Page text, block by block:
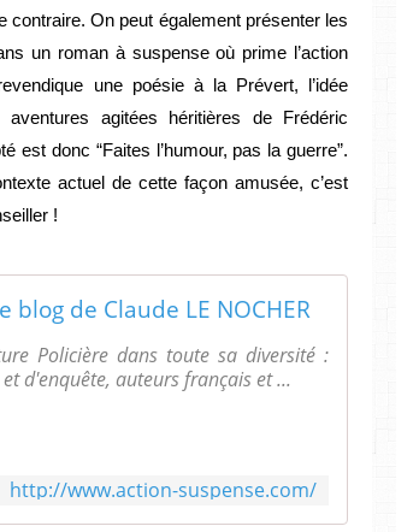
contraire. On peut également présenter les
un roman à suspense où prime l’action
une poésie à la Prévert, l’idée
agitées héritières de Frédéric
est donc “Faites l’humour, pas la guerre”.
actuel de cette façon amusée, c’est
!
blog de Claude LE NOCHER
Policière dans toute sa diversité :
d'enquête, auteurs français et ...
http://www.action-suspense.com/